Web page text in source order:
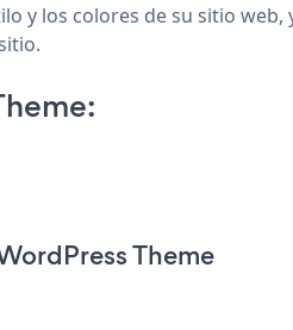
y los colores de su sitio
Theme